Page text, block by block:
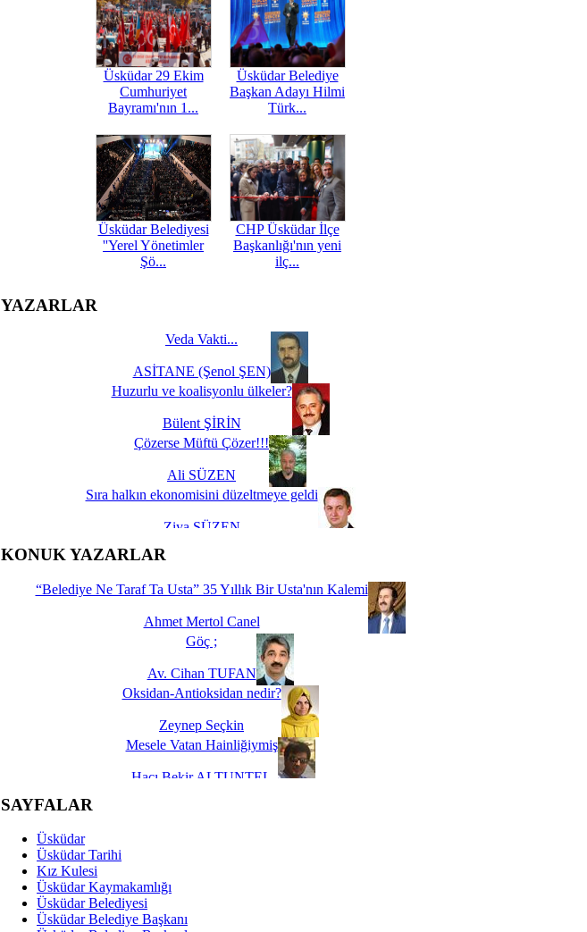
Üsküdar 29 Ekim
Cumhuriyet
Bayramı'nın 1...
Üsküdar Belediye
Başkan Adayı Hilmi
Türk...
Üsküdar Belediyesi
''Yerel Yönetimler
Şö...
CHP Üsküdar İlçe
Başkanlığı'nın yeni
ilç...
YAZARLAR
Veda Vakti...
ASİTANE (Şenol ŞEN)
Huzurlu ve koalisyonlu ülkeler?
Bülent ŞİRİN
Çözerse Müftü Çözer!!!
Ali SÜZEN
Sıra halkın ekonomisini düzeltmeye geldi
Ziya SÜZEN
İşte Biz buyuz...
KONUK YAZARLAR
“Belediye Ne Taraf Ta Usta” 35 Yıllık Bir Usta'nın Kalemi
Ahmet Mertol Canel
Göç ;
Av. Cihan TUFAN
Oksidan-Antioksidan nedir?
Zeynep Seçkin
Mesele Vatan Hainliğiymiş
Hacı Bekir ALTUNTEL
Dünya Fani, Ama Kısa Bir Süre De Olsa Burdayız
Savaş ŞENEL
Hukukun Adaleti Kalmadı Üstadım!
SAYFALAR
Üsküdar
Üsküdar Tarihi
Kız Kulesi
Üsküdar Kaymakamlığı
Üsküdar Belediyesi
Üsküdar Belediye Başkanı